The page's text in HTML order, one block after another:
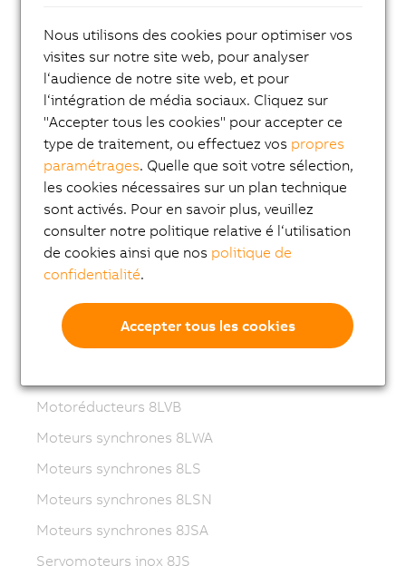
ACOPOS
ACOPOS P3
ACOPOSmulti
ACOPOSremote
ACOPOSmotor
Variable frequency drives (VFD)
8LS-4 synchronous motors
8MS-4 synchronous motors
ACOPOSmotor Compact
Servomoteurs 8WSA
Motoréducteurs 8WSB
Motoréducteurs 8LVB
Moteurs synchrones 8LWA
Moteurs synchrones 8LS
Moteurs synchrones 8LSN
Moteurs synchrones 8JSA
Servomoteurs inox 8JS
Nous utilisons des cookies pour optimiser vos
visites sur notre site web, pour analyser
l‘audience de notre site web, et pour
l‘intégration de média sociaux. Cliquez sur
"Accepter tous les cookies" pour accepter ce
type de traitement, ou effectuez vos propres
paramétrages. Quelle que soit votre sélection,
les cookies nécessaires sur un plan technique
sont activés. Pour en savoir plus, veuillez
consulter notre politique relative é l‘utilisation
de cookies ainsi que nos politique de
confidentialité.
Accepter tous les cookies